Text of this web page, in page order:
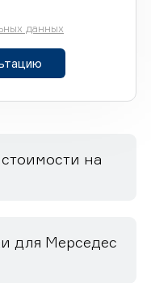
данных
на
для Мерседес